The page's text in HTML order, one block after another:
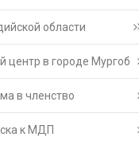
области
центр в городе Мургоб
в членство
к МДП